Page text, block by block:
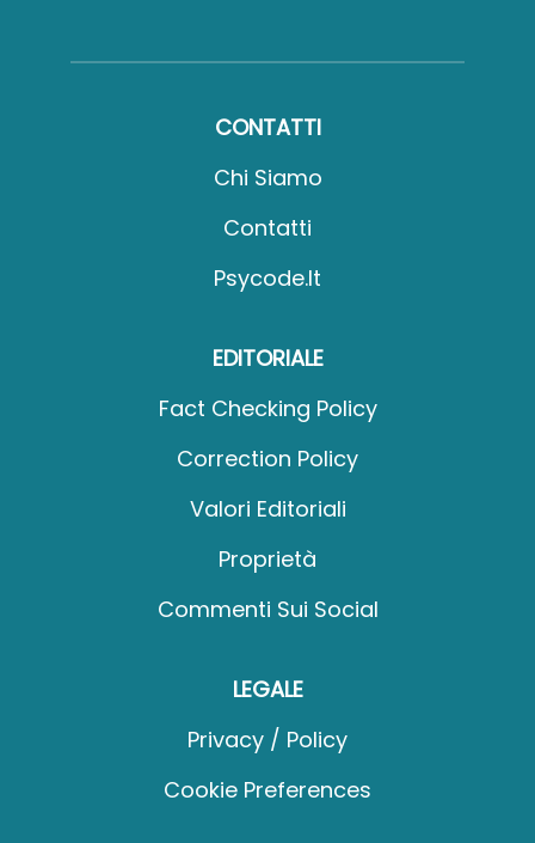
CONTATTI
Chi Siamo
Contatti
Psycode.it
EDITORIALE
Fact Checking Policy
Correction Policy
Valori Editoriali
Proprietà
Commenti Sui Social
LEGALE
Privacy / Policy
Cookie Preferences